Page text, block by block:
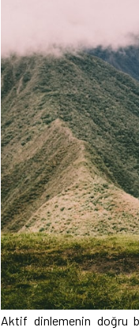
Aktif dinlemenin doğru